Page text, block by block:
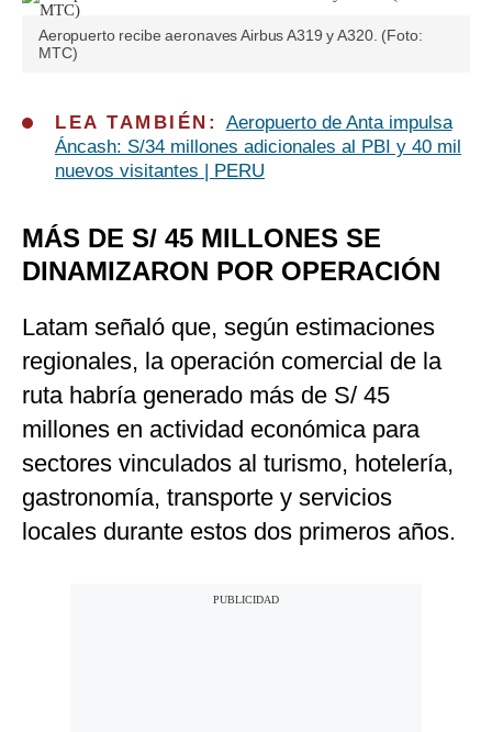
Aeropuerto recibe aeronaves Airbus A319 y A320. (Foto:
MTC)
LEA TAMBIÉN: Aeropuerto de Anta impulsa
Áncash: S/34 millones adicionales al PBI y 40 mil
nuevos visitantes | PERU
MÁS DE S/ 45 MILLONES SE
DINAMIZARON POR OPERACIÓN
Latam señaló que, según estimaciones
regionales, la operación comercial de la
ruta habría generado más de S/ 45
millones en actividad económica para
sectores vinculados al turismo, hotelería,
gastronomía, transporte y servicios
locales durante estos dos primeros años.